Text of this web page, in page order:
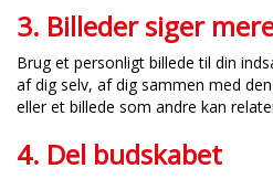
3. Billeder siger
Brug et personligt billede til din
af dig selv, af dig sammen med
eller et billede som andre kan
4. Del budskabet